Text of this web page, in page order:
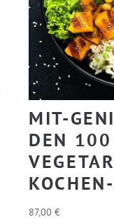
MIT-
EN 100
OCHEN-
87,00€